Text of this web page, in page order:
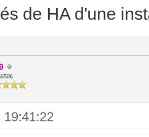
de HA d'une
19:41:22